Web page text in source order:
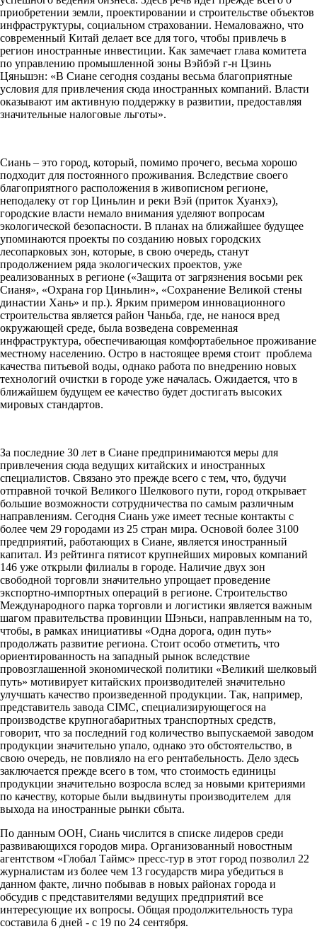
приобретении земли, проектировании и строительстве объектов
инфраструктуры, социальном страховании. Немаловажно, что
современный Китай делает все для того, чтобы привлечь в
регион иностранные инвестиции. Как замечает глава комитета
по управлению промышленной зоны Вэйбэй г-н Цзинь
Цяньшэн: «В Сиане сегодня созданы весьма благоприятные
условия для привлечения сюда иностранных компаний. Власти
оказывают им активную поддержку в развитии, предоставляя
значительные налоговые льготы».
Сиань – это город, который, помимо прочего, весьма хорошо
подходит для постоянного проживания. Вследствие своего
благоприятного расположения в живописном регионе,
неподалеку от гор Циньлин и реки Вэй (приток Хуанхэ),
городские власти немало внимания уделяют вопросам
экологической безопасности. В планах на ближайшее будущее
упоминаются проекты по созданию новых городских
лесопарковых зон, которые, в свою очередь, станут
продолжением ряда экологических проектов, уже
реализованных в регионе («Защита от загрязнения восьми рек
Сианя», «Охрана гор Циньлин», «Сохранение Великой стены
династии Хань» и пр.). Ярким примером инновационного
строительства является район Чаньба, где, не нанося вред
окружающей среде, была возведена современная
инфраструктура, обеспечивающая комфортабельное проживание
местному населению. Остро в настоящее время стоит проблема
качества питьевой воды, однако работа по внедрению новых
технологий очистки в городе уже началась. Ожидается, что в
ближайшем будущем ее качество будет достигать высоких
мировых стандартов.
За последние 30 лет в Сиане предпринимаются меры для
привлечения сюда ведущих китайских и иностранных
специалистов. Связано это прежде всего с тем, что, будучи
отправной точкой Великого Шелкового пути, город открывает
большие возможности сотрудничества по самым различным
направлениям. Сегодня Сиань уже имеет тесные контакты с
более чем 29 городами из 25 стран мира. Основой более 3100
предприятий, работающих в Сиане, является иностранный
капитал. Из рейтинга пятисот крупнейших мировых компаний
146 уже открыли филиалы в городе. Наличие двух зон
свободной торговли значительно упрощает проведение
экспортно-импортных операций в регионе. Строительство
Международного парка торговли и логистики является важным
шагом правительства провинции Шэньси, направленным на то,
чтобы, в рамках инициативы «Одна дорога, один путь»
продолжать развитие региона. Стоит особо отметить, что
ориентированность на западный рынок вследствие
провозглашенной экономической политики «Великий шелковый
путь» мотивирует китайских производителей значительно
улучшать качество произведенной продукции. Так, например,
представитель завода CIMC, специализирующегося на
производстве крупногабаритных транспортных средств,
говорит, что за последний год количество выпускаемой заводом
продукции значительно упало, однако это обстоятельство, в
свою очередь, не повлияло на его рентабельность. Дело здесь
заключается прежде всего в том, что стоимость единицы
продукции значительно возросла вслед за новыми критериями
по качеству, которые были выдвинуты производителем для
выхода на иностранные рынки сбыта.
По данным ООН, Сиань числится в списке лидеров среди
развивающихся городов мира. Организованный новостным
агентством «Глобал Таймс» пресс-тур в этот город позволил 22
журналистам из более чем 13 государств мира убедиться в
данном факте, лично побывав в новых районах города и
обсудив с представителями ведущих предприятий все
интересующие их вопросы. Общая продолжительность тура
составила 6 дней - с 19 по 24 сентября.